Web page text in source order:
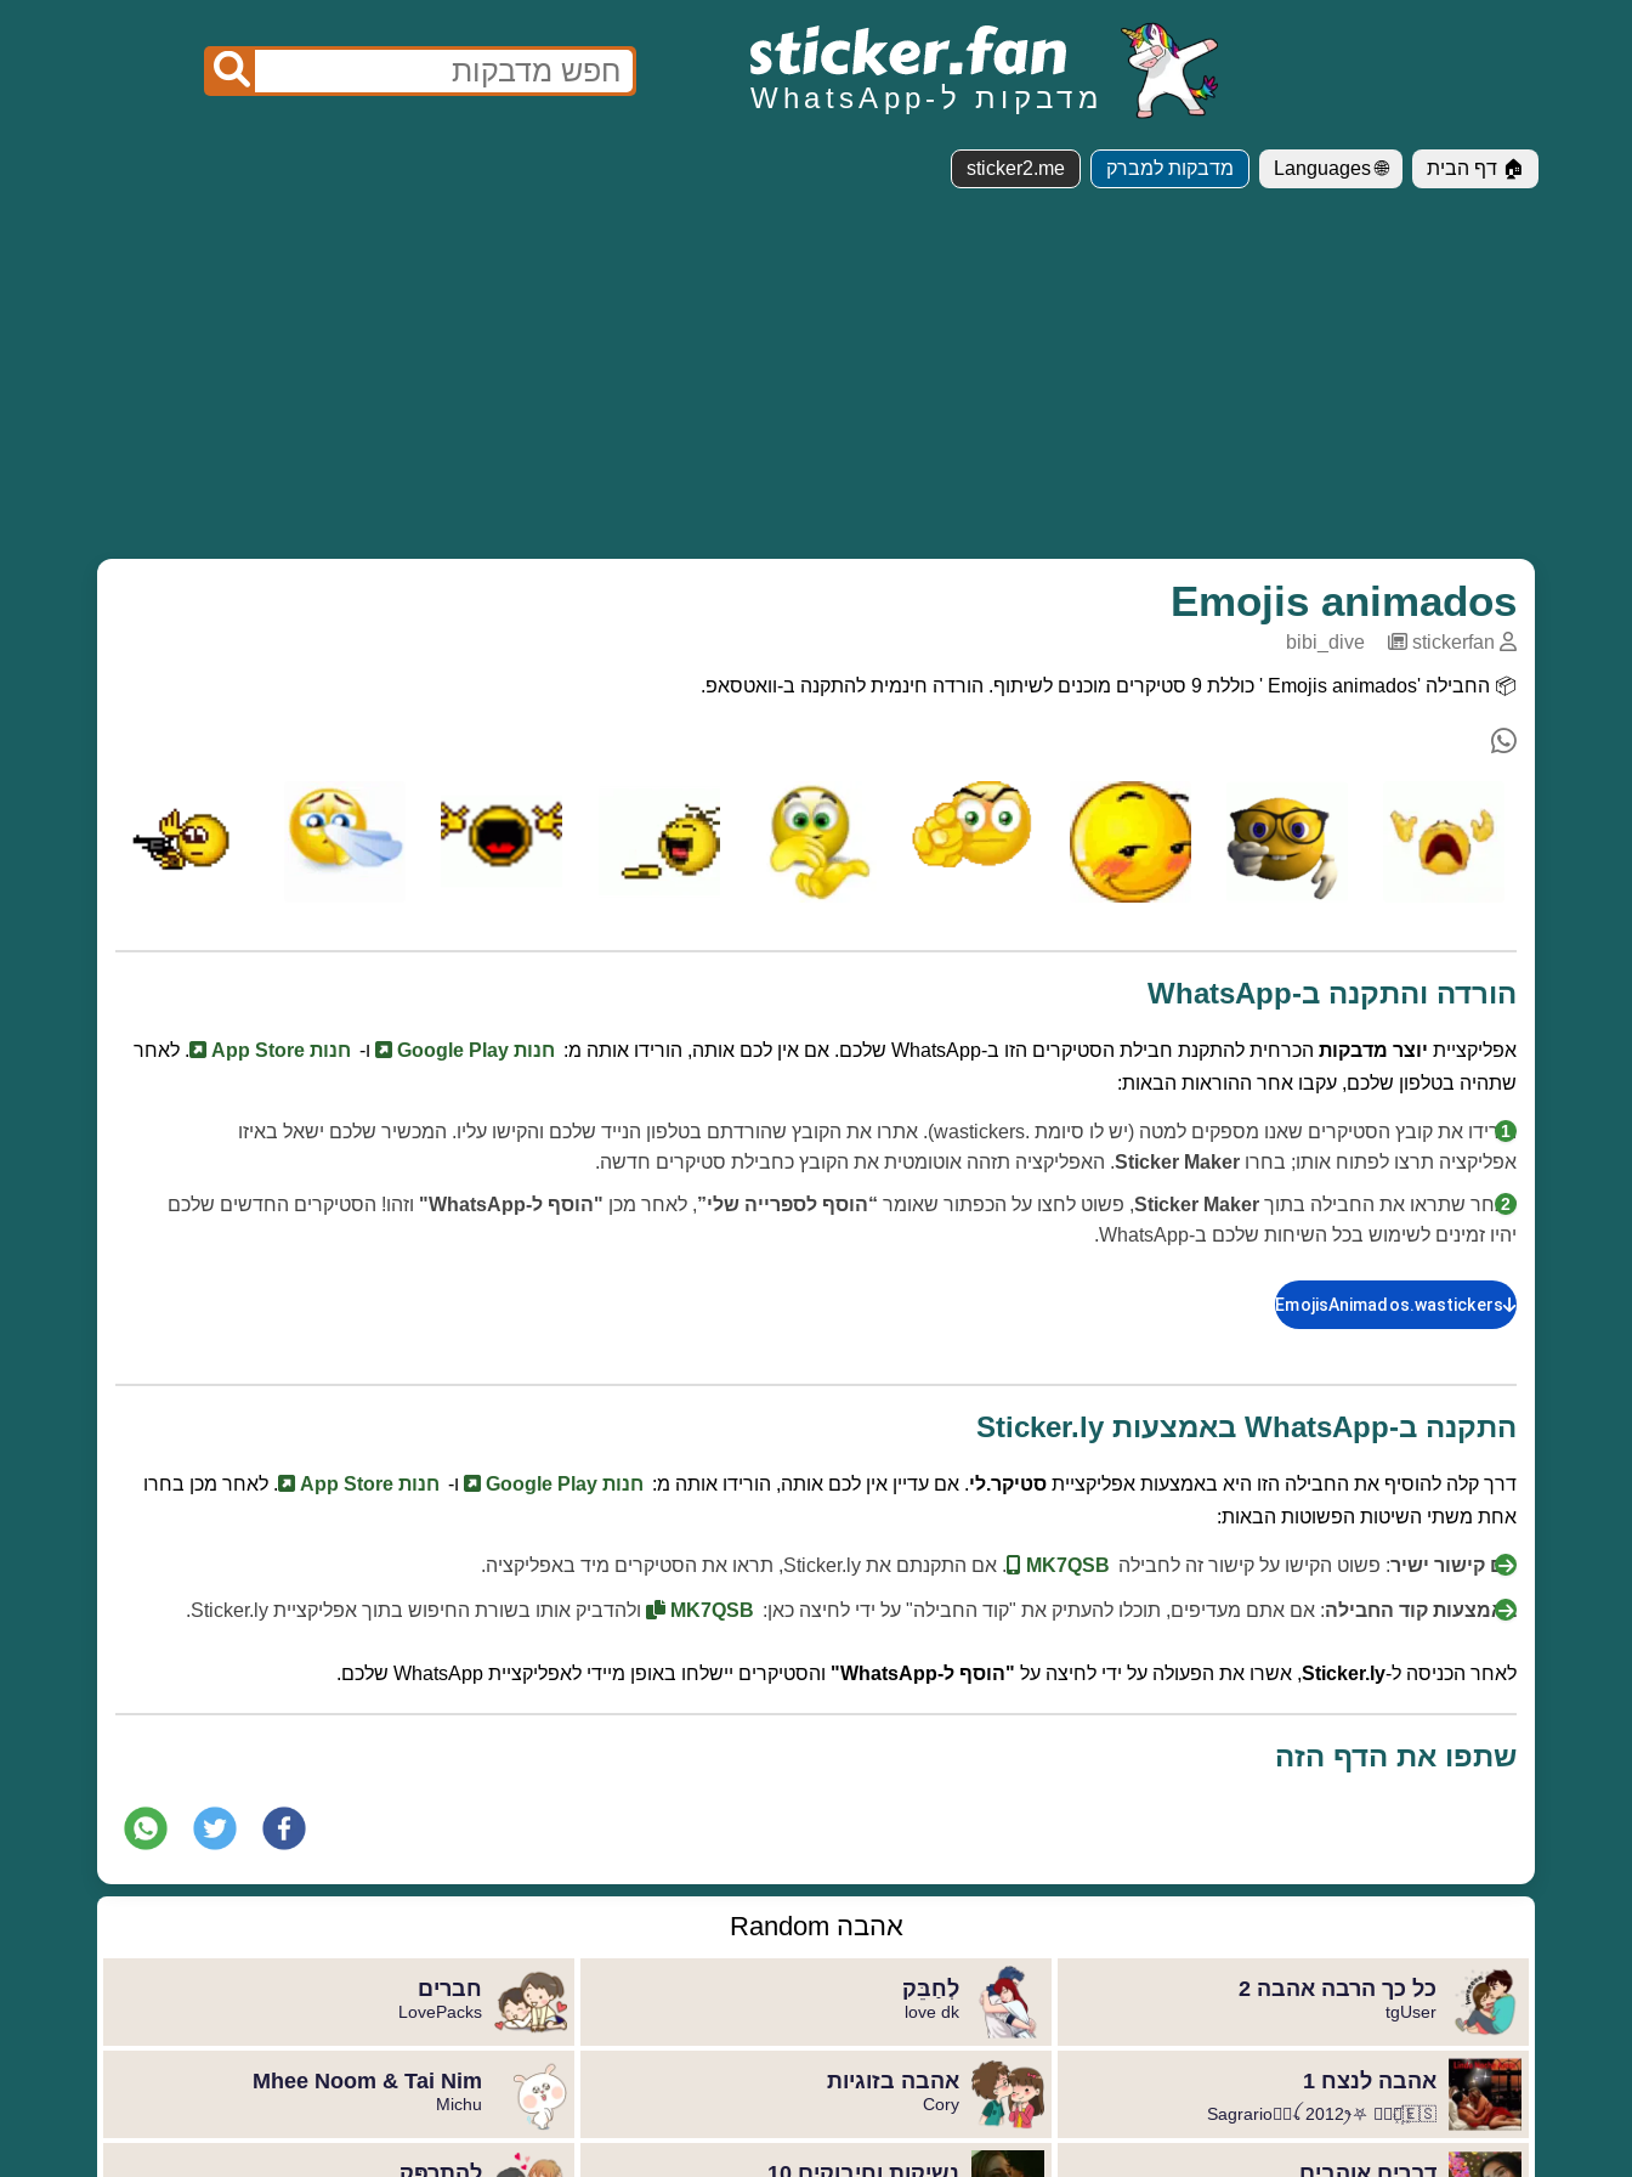
מדבקות ל-WhatsApp
🏠 דף הבית 🌐 Languages מדבקות למברק sticker2.me
Emojis animados
bibi_dive stickerfan
📦 החבילה 'Emojis animados ' כוללת 9 סטיקרים מוכנים לשיתוף. הורדה חינמית להתקנה ב-וואטסאפ.
הורדה והתקנה ב-WhatsApp
אפליקציית יוצר מדבקות הכרחית להתקנת חבילת הסטיקרים הזו ב-WhatsApp שלכם. אם אין לכם אותה, הורידו אותה מ: חנות Google Play ו- חנות App Store
. לאחר
שתהיה בטלפון שלכם, עקבו אחר ההוראות הבאות:
הורידו את קובץ הסטיקרים שאנו מספקים למטה (יש לו סיומת .wastickers). אתרו את הקובץ שהורדתם בטלפון הנייד שלכם והקישו עליו. המכשיר שלכם ישאל באיזו
אפליקציה תרצו לפתוח אותו; בחרו Sticker Maker. האפליקציה תזהה אוטומטית את הקובץ כחבילת סטיקרים חדשה.
לאחר שתראו את החבילה בתוך Sticker Maker, פשוט לחצו על הכפתור שאומר “הוסף לספרייה שלי”, לאחר מכן "הוסף ל-WhatsApp"
וזהו! הסטיקרים החדשים שלכם
יהיו זמינים לשימוש בכל השיחות שלכם ב-WhatsApp.
EmojisAnimados.wastickers
התקנה ב-WhatsApp באמצעות Sticker.ly
דרך קלה להוסיף את החבילה הזו היא באמצעות אפליקציית סטיקר.לי. אם עדיין אין לכם אותה, הורידו אותה מ: חנות Google Play ו- חנות App Store
. לאחר מכן בחרו
אחת משתי השיטות הפשוטות הבאות:
עם קישור ישיר: פשוט הקישו על קישור זה לחבילה MK7QSB . אם התקנתם את Sticker.ly, תראו את הסטיקרים מיד באפליקציה.
באמצעות קוד החבילה: אם אתם מעדיפים, תוכלו להעתיק את "קוד החבילה" על ידי לחיצה כאן: MK7QSB ולהדביק אותו בשורת החיפוש בתוך אפליקציית Sticker.ly.
לאחר הכניסה ל-Sticker.ly, אשרו את הפעולה על ידי לחיצה על "הוסף ל-WhatsApp" והסטיקרים יישלחו באופן מיידי לאפליקציית WhatsApp שלכם.
שתפו את הדף הזה
אהבה Random
כל כך הרבה אהבה 2
tgUser
לְחַבֵּק
love dk
חברים
LovePacks
אהבה לנצח 1
Sagrario🦹‍♀️ꪶ 2012ꫂ⛧ ◐⃢⃟꙰🇪🇸
אהבה בזוגיות
Cory
Mhee Noom & Tai Nim
Michu